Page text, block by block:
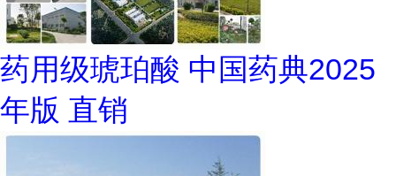
药用级琥珀酸 中国药典2025
年版 直销